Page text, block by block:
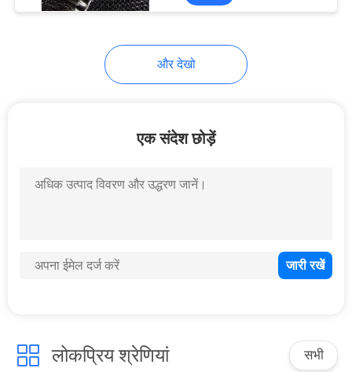
पीवीसी बोर्ड बनाने की
पीपी शीट बनाने की मशीन
और देखो
एक संदेश छोड़ें
लोकप्रिय श्रेणियां सभी